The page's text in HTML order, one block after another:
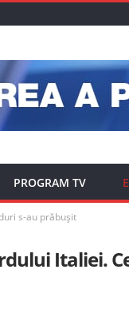
PROGRAM TV
s-au prăbușit
Italiei.